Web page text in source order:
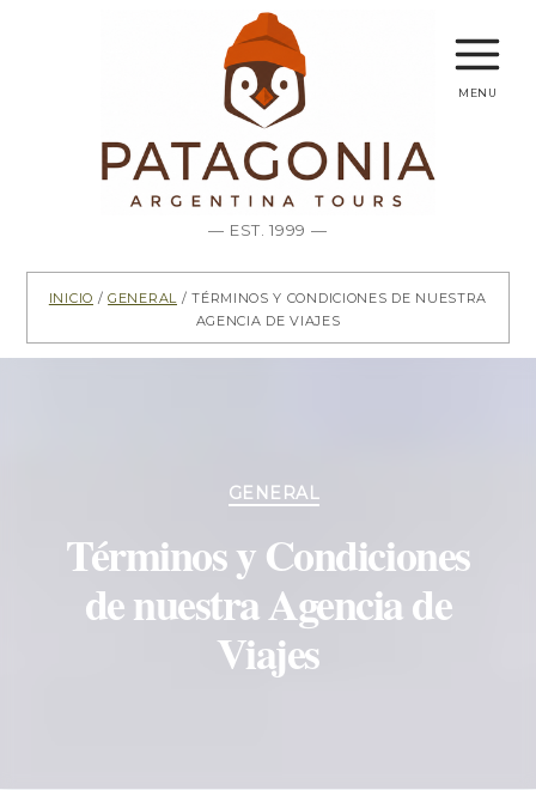
— EST. 1999 —
menu
Inicio /General / Términos y Condiciones de nuestra
Agencia de Viajes
Categorías
GENERAL
Términos y Condiciones
de nuestra Agencia de
Viajes